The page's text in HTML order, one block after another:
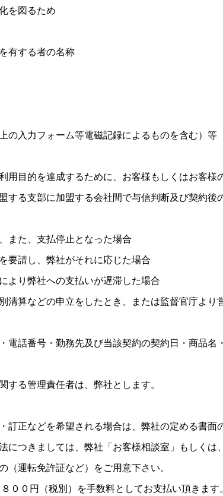
を図るため
有する者の名称
の入力フォーム等電磁記録によるものを含む）等
目的を達成するために、お客様もしくはお客
する支部に加盟する会社間で与信判断及び契約
また、支払停止となった場合
要請し、弊社がそれに応じた場合
より弊社への支払いが遅滞した場合
算などの申立をしたとき、または監督官庁より
電話番号・勤務先及び当該契約の契約日・商品
る管理責任者は、弊社とします。
正などを希望される場合は、弊社の定める書面
につきましては、弊社「お客様相談室」もしく
運転免許証など）をご用意下さい。
００円（税別）を手数料としてお支払い頂きます。